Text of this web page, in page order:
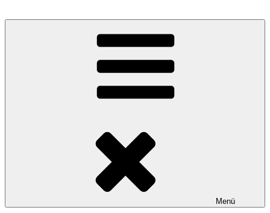
COUNTRYHOME
Wo die (Country-) Musik Zuhause ist
Menü